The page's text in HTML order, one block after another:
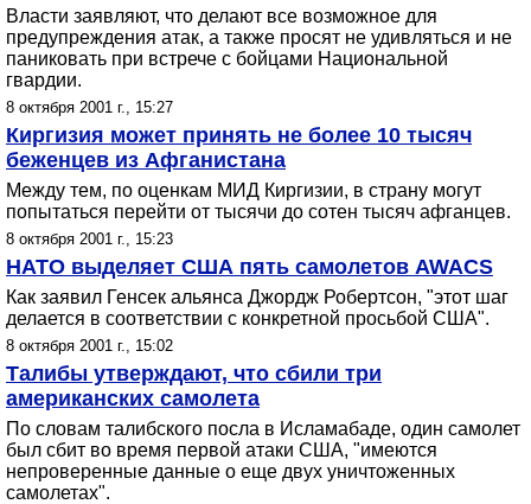
Власти заявляют, что делают все возможное для
предупреждения атак, а также просят не удивляться и не
паниковать при встрече с бойцами Национальной
гвардии.
8 октября 2001 г., 15:27
Киргизия может принять не более 10 тысяч
беженцев из Афганистана
Между тем, по оценкам МИД Киргизии, в страну могут
попытаться перейти от тысячи до сотен тысяч афганцев.
8 октября 2001 г., 15:23
НАТО выделяет США пять самолетов AWAСS
Как заявил Генсек альянса Джордж Робертсон, "этот шаг
делается в соответствии с конкретной просьбой США".
8 октября 2001 г., 15:02
Талибы утверждают, что сбили три
американских самолета
По словам талибского посла в Исламабаде, один самолет
был сбит во время первой атаки США, "имеются
непроверенные данные о еще двух уничтоженных
самолетах".